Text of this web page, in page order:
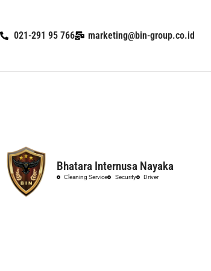
Skip
021-291 95 766 marketing@bin-group.co.id
Bhatara Internusa Nayaka
Cleaning Service Security Driver